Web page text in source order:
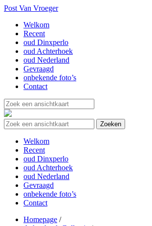
Post Van Vroeger
Welkom
Recent
oud Dinxperlo
oud Achterhoek
oud Nederland
Gevraagd
onbekende foto’s
Contact
Welkom
Recent
oud Dinxperlo
oud Achterhoek
oud Nederland
Gevraagd
onbekende foto’s
Contact
Homepage /